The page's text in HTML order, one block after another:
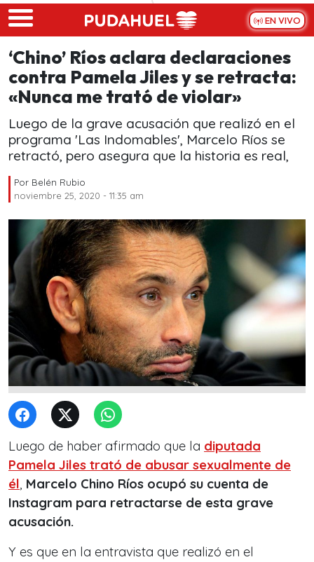
Skip to main content
EN VIVO
‘Chino’ Ríos aclara declaraciones
contra Pamela Jiles y se retracta:
«Nunca me trató de violar»
Luego de la grave acusación que realizó en el
programa 'Las Indomables', Marcelo Ríos se
retractó, pero asegura que la historia es real,
Por Belén Rubio
noviembre 25, 2020 - 11:35 am
Luego de haber afirmado que la diputada
Pamela Jiles trató de abusar sexualmente de
él, Marcelo Chino Ríos ocupó su cuenta de
Instagram para retractarse de esta grave
acusación.
Y es que en la entravista que realizó en el